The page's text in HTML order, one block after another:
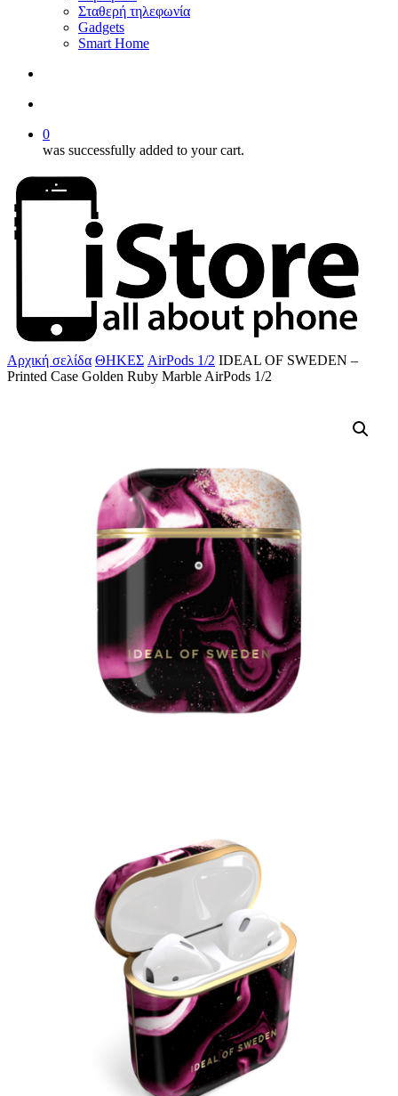
Σταθερή τηλεφωνία
Gadgets
Smart Home
0
was successfully added to your cart.
Αρχική σελίδα ΘΗΚΕΣ AirPods 1/2 IDEAL OF SWEDEN –
Printed Case Golden Ruby Marble AirPods 1/2